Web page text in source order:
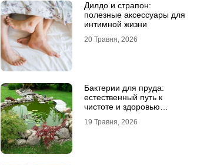
Дилдо и страпон:
полезные аксессуары для
интимной жизни
20 Травня, 2026
Бактерии для пруда:
естественный путь к
чистоте и здоровью
19 Травня, 2026